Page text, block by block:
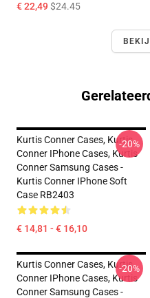
€ 22,49$24.45
Kurtis Conner Cases, Kurtis
Conner IPhone Cases, Kurtis
Conner Samsung Cases -
Kurtis Conner IPhone Soft
Case RB2403
€ 14,81 - € 16,10
-20%
Kurtis Conner Cases, Kurtis
Conner IPhone Cases, Kurtis
Conner Samsung Cases -
-20%